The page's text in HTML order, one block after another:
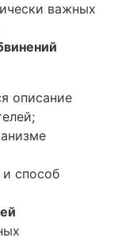
важных
описание
способ